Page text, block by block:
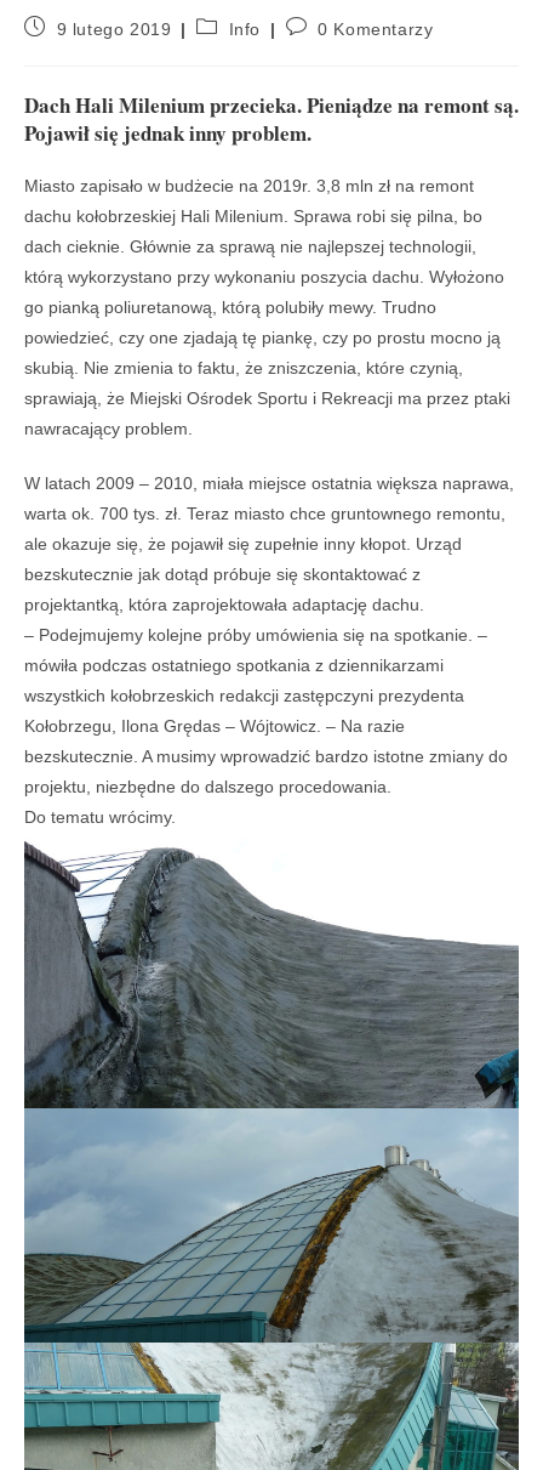
9 lutego 2019 Info 0 Komentarzy
Dach Hali Milenium przecieka. Pieniądze na remont są.
Pojawił się jednak inny problem.
Miasto zapisało w budżecie na 2019r. 3,8 mln zł na remont
dachu kołobrzeskiej Hali Milenium. Sprawa robi się pilna, bo
dach cieknie. Głównie za sprawą nie najlepszej technologii,
którą wykorzystano przy wykonaniu poszycia dachu. Wyłożono
go pianką poliuretanową, którą polubiły mewy. Trudno
powiedzieć, czy one zjadają tę piankę, czy po prostu mocno ją
skubią. Nie zmienia to faktu, że zniszczenia, które czynią,
sprawiają, że Miejski Ośrodek Sportu i Rekreacji ma przez ptaki
nawracający problem.
W latach 2009 – 2010, miała miejsce ostatnia większa naprawa,
warta ok. 700 tys. zł. Teraz miasto chce gruntownego remontu,
ale okazuje się, że pojawił się zupełnie inny kłopot. Urząd
bezskutecznie jak dotąd próbuje się skontaktować z
projektantką, która zaprojektowała adaptację dachu.
– Podejmujemy kolejne próby umówienia się na spotkanie. –
mówiła podczas ostatniego spotkania z dziennikarzami
wszystkich kołobrzeskich redakcji zastępczyni prezydenta
Kołobrzegu, Ilona Grędas – Wójtowicz. – Na razie
bezskutecznie. A musimy wprowadzić bardzo istotne zmiany do
projektu, niezbędne do dalszego procedowania.
Do tematu wrócimy.